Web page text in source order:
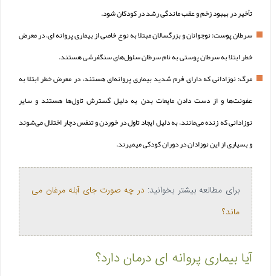
تأخیر در بهبود زخم و عقب ماندگی رشد در کودکان شود.
سرطان پوست: نوجوانان و بزرگسالان مبتلا به نوع خاصی از بیماری پروانه‌ ای، در معرض
خطر ابتلا به سرطان پوستی به نام سرطان سلول‌های سنگفرشی هستند.
مرگ: نوزادانی که دارای فرم شدید بیماری پروانه‌ای هستند، در معرض خطر ابتلا به
عفونت‌ها و از دست دادن مایعات بدن به دلیل گسترش تاول‌ها هستند و سایر
نوزادانی که زنده می‌مانند، به دلیل ایجاد تاول در خوردن و تنفس دچار اختلال می‌شوند
و بسیاری از این نوزادان در دوران کودکی میمیرند.
برای مطالعه بیشتر بخوانید: در چه صورت جای آبله مرغان می
ماند؟
آیا بیماری پروانه‌ ای درمان دارد؟